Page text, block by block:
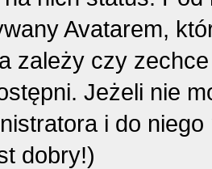
Avatarem,
zależy czy
Jeżeli nie
i do
dobry!)